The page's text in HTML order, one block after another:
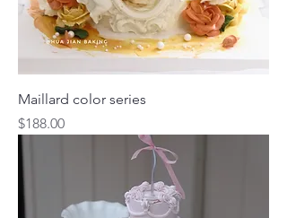
Maillard color series
價格
$188.00